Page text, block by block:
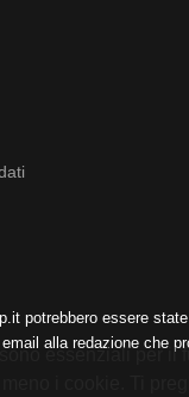
potrebbero essere
alla redazione che
essenziali per